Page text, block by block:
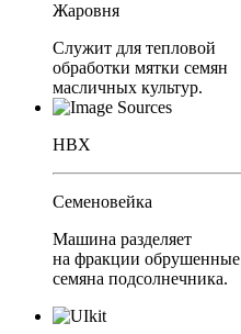
Жаровня
Служит для тепловой
обработки мятки семян
масличных культур.
НВХ
Семеновейка
Машина разделяет
на фракции обрушенные
семяна подсолнечника.